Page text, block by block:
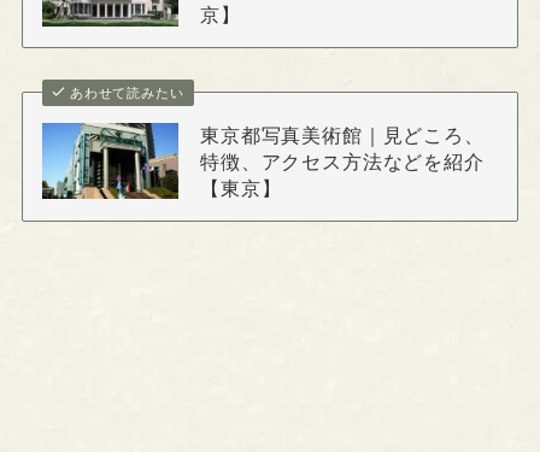
京】
あわせて読みたい
東京都写真美術館｜見どころ、
特徴、アクセス方法などを紹介
【東京】